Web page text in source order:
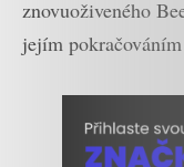
znovuoživeného
jejím